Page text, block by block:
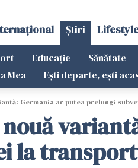
Știri
Educație Sănătate
Mea
Ești departe, ești
Germania ar putea prelungi
la